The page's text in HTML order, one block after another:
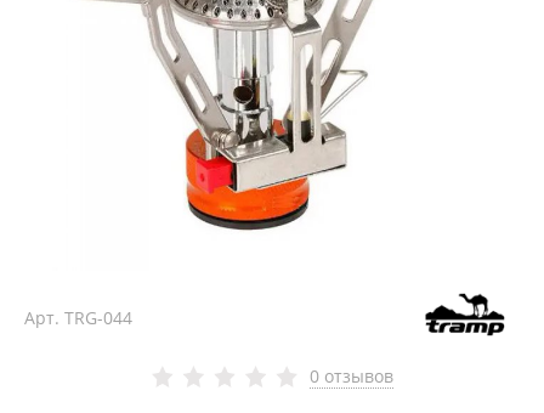
Арт. TRG-044
0 отзывов